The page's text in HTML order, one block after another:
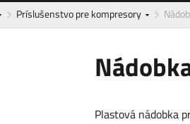
Príslušenstvo pre kompresory
Plastová nádobka